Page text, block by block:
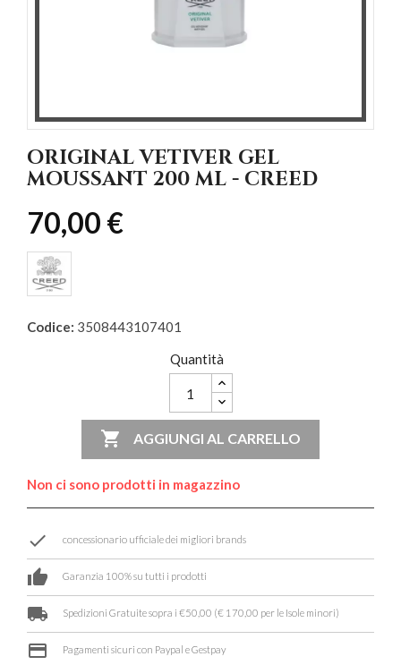
ORIGINAL VETIVER GEL
MOUSSANT 200 ML - CREED
70,00 €
Codice: 3508443107401
Quantità
 AGGIUNGI AL CARRELLO
Non ci sono prodotti in magazzino
done concessionario ufficiale dei migliori brands
thumb_up Garanzia 100% su tutti i prodotti
local_shipping Spedizioni Gratuite sopra i €50,00 (€ 170,00 per le Isole minori)
credit_card Pagamenti sicuri con Paypal e Gestpay